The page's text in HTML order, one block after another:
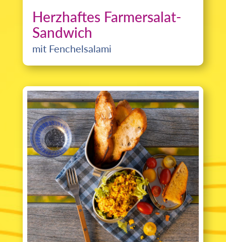
Herzhaftes Farmersalat-
Sandwich
mit Fenchelsalami